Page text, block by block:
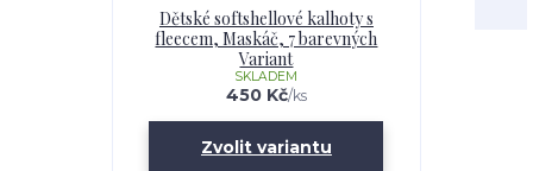
Dětské softshellové kalhoty s
fleecem, Maskáč, 7 barevných
Variant
450 Kč/ks
SKLADEM
Zvolit variantu